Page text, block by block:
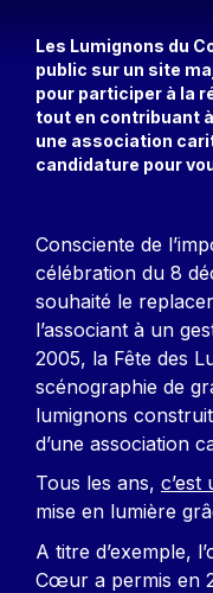
Description
Les Lumignons du
public sur un site
pour participer à la
tout en contribuant
une association
candidature pour
Contenu
Consciente de
célébration du 8
souhaité le
l’associant à un
2005, la Fête des
scénographie de
lumignons
d’une association
Tous les ans, c’est
mise en lumière
A titre d’exemple,
Cœur a permis en